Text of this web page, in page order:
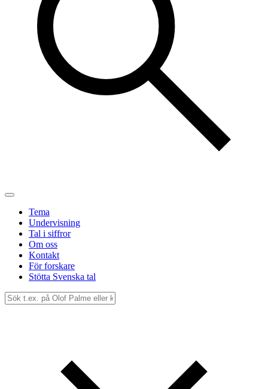
Tema
Undervisning
Tal i siffror
Om oss
Kontakt
För forskare
Stötta Svenska tal